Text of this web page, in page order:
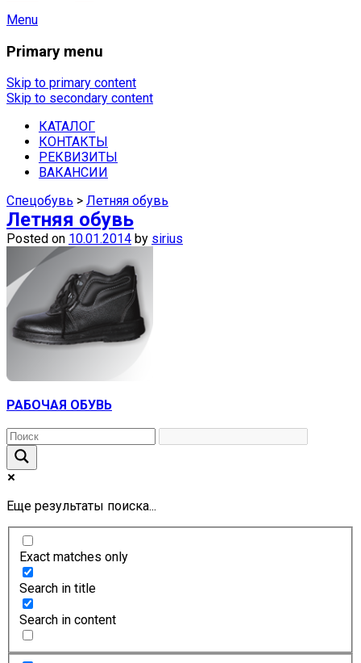
Menu
Спецодежда в Самаре —
магазины Сириус
Купить спецодежду, спецобувь,
средства защиты недорого можно в
наших магазинах в Самаре.
Primary menu
Skip to primary content
Skip to secondary content
КАТАЛОГ
КОНТАКТЫ
РЕКВИЗИТЫ
ВАКАНСИИ
Спецобувь > Летняя обувь
Летняя обувь
Posted on 10.01.2014 by sirius
РАБОЧАЯ ОБУВЬ
Еще результаты поиска...
Exact matches only
Search in title
Search in content